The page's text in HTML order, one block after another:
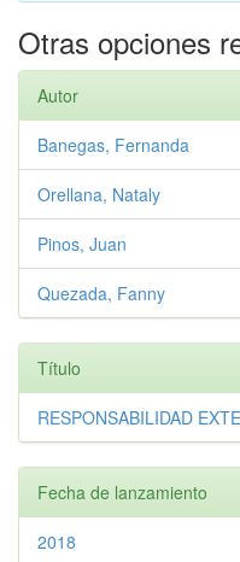
Otras opciones
Autor
Banegas, Fernanda
Orellana, Nataly
Pinos, Juan
Quezada, Fanny
Título
RESPONSABILIDAD
Fecha de lanzamiento
2018